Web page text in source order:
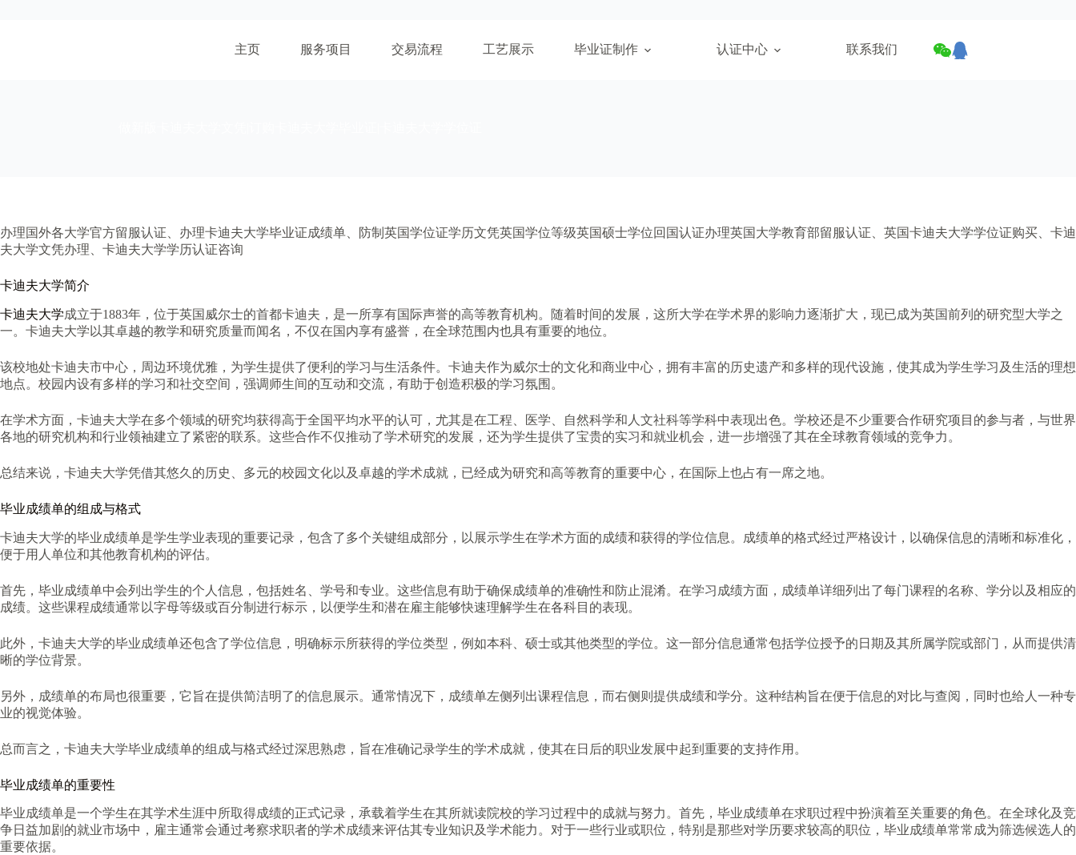
主页 服务项目 交易流程 工艺展示 毕业证制作 认证中心 联系我们
办理国外各大学官方留服认证、办理卡迪夫大学毕业证成绩单、防制英国学位证学历文凭英国学位等级英国硕士学位回国认证办理英国大学教育部留服认证、英国卡迪夫大学学位证购买、卡迪
夫大学文凭办理、卡迪夫大学学历认证咨询
卡迪夫大学简介
卡迪夫大学成立于1883年，位于英国威尔士的首都卡迪夫，是一所享有国际声誉的高等教育机构。随着时间的发展，这所大学在学术界的影响力逐渐扩大，现已成为英国前列的研究型大学之
一。卡迪夫大学以其卓越的教学和研究质量而闻名，不仅在国内享有盛誉，在全球范围内也具有重要的地位。
该校地处卡迪夫市中心，周边环境优雅，为学生提供了便利的学习与生活条件。卡迪夫作为威尔士的文化和商业中心，拥有丰富的历史遗产和多样的现代设施，使其成为学生学习及生活的理想
地点。校园内设有多样的学习和社交空间，强调师生间的互动和交流，有助于创造积极的学习氛围。
在学术方面，卡迪夫大学在多个领域的研究均获得高于全国平均水平的认可，尤其是在工程、医学、自然科学和人文社科等学科中表现出色。学校还是不少重要合作研究项目的参与者，与世界
各地的研究机构和行业领袖建立了紧密的联系。这些合作不仅推动了学术研究的发展，还为学生提供了宝贵的实习和就业机会，进一步增强了其在全球教育领域的竞争力。
总结来说，卡迪夫大学凭借其悠久的历史、多元的校园文化以及卓越的学术成就，已经成为研究和高等教育的重要中心，在国际上也占有一席之地。
毕业成绩单的组成与格式
卡迪夫大学的毕业成绩单是学生学业表现的重要记录，包含了多个关键组成部分，以展示学生在学术方面的成绩和获得的学位信息。成绩单的格式经过严格设计，以确保信息的清晰和标准化，
便于用人单位和其他教育机构的评估。
首先，毕业成绩单中会列出学生的个人信息，包括姓名、学号和专业。这些信息有助于确保成绩单的准确性和防止混淆。在学习成绩方面，成绩单详细列出了每门课程的名称、学分以及相应的
成绩。这些课程成绩通常以字母等级或百分制进行标示，以便学生和潜在雇主能够快速理解学生在各科目的表现。
此外，卡迪夫大学的毕业成绩单还包含了学位信息，明确标示所获得的学位类型，例如本科、硕士或其他类型的学位。这一部分信息通常包括学位授予的日期及其所属学院或部门，从而提供清
晰的学位背景。
另外，成绩单的布局也很重要，它旨在提供简洁明了的信息展示。通常情况下，成绩单左侧列出课程信息，而右侧则提供成绩和学分。这种结构旨在便于信息的对比与查阅，同时也给人一种专
业的视觉体验。
总而言之，卡迪夫大学毕业成绩单的组成与格式经过深思熟虑，旨在准确记录学生的学术成就，使其在日后的职业发展中起到重要的支持作用。
毕业成绩单的重要性
毕业成绩单是一个学生在其学术生涯中所取得成绩的正式记录，承载着学生在其所就读院校的学习过程中的成就与努力。首先，毕业成绩单在求职过程中扮演着至关重要的角色。在全球化及竞
争日益加剧的就业市场中，雇主通常会通过考察求职者的学术成绩来评估其专业知识及学术能力。对于一些行业或职位，特别是那些对学历要求较高的职位，毕业成绩单常常成为筛选候选人的
重要依据。